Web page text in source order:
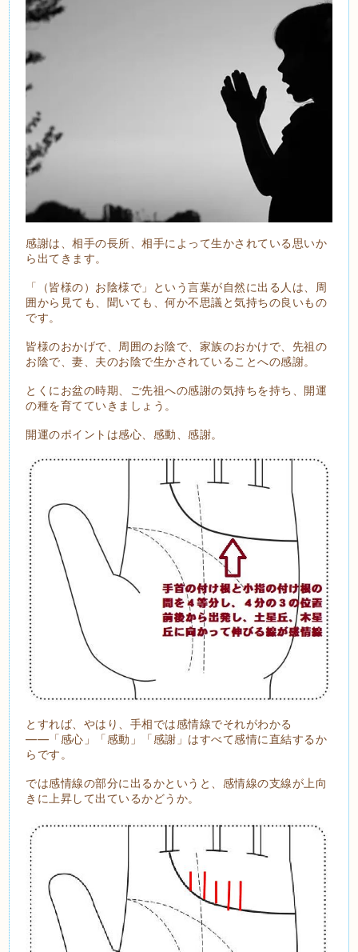
感謝は、相手の長所、相手によって生かされている思いか
ら出てきます。
「（皆様の）お陰様で」という言葉が自然に出る人は、周
囲から見ても、聞いても、何か不思議と気持ちの良いもの
です。
皆様のおかげで、周囲のお陰で、家族のおかけで、先祖の
お陰で、妻、夫のお陰で生かされていることへの感謝。
とくにお盆の時期、ご先祖への感謝の気持ちを持ち、開運
の種を育てていきましょう。
開運のポイントは感心、感動、感謝。
とすれば、やはり、手相では感情線でそれがわかる
――「感心」「感動」「感謝」はすべて感情に直結するか
らです。
では感情線の部分に出るかというと、感情線の支線が上向
きに上昇して出ているかどうか。